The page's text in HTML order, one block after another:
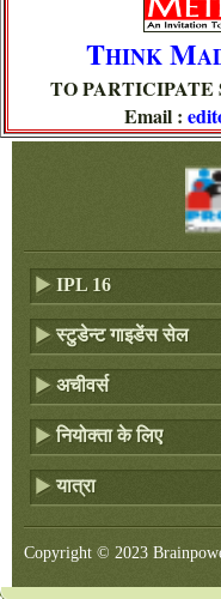
THINK M
TO PARTICIPATE
Email :
IPL 16
स्टुडेन्ट गाइडेंस सेल
अचीवर्स
नियोक्ता के लिए
यात्रा
Copyright © 2023